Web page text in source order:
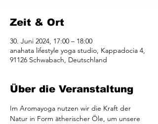
Zeit & Ort
30. Juni 2024, 17:00 – 18:00
anahata lifestyle yoga studio, Kappadocia 4,
91126 Schwabach, Deutschland
Über die Veranstaltung
Im Aromayoga nutzen wir die Kraft der
Natur in Form ätherischer Öle, um unsere